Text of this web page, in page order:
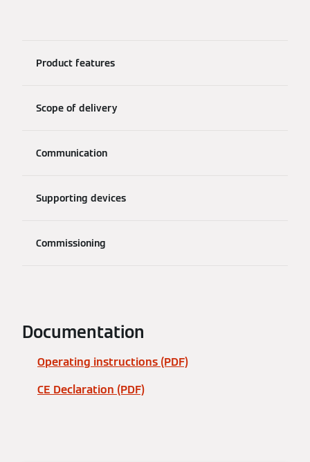
Product features
Scope of delivery
Communication
Supporting devices
Commissioning
Documentation
Operating instructions (PDF)
CE Declaration (PDF)